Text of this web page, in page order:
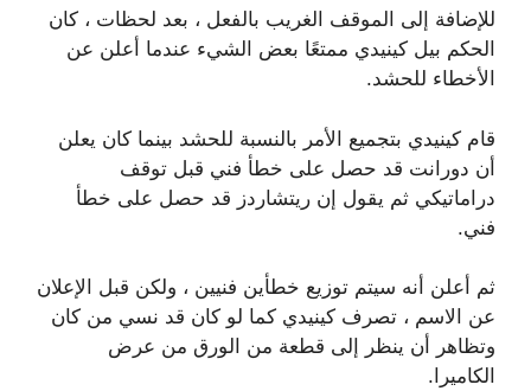
للإضافة إلى الموقف الغريب بالفعل ، بعد لحظات ، كان
الحكم بيل كينيدي ممتعًا بعض الشيء عندما أعلن عن
الأخطاء للحشد.
قام كينيدي بتجميع الأمر بالنسبة للحشد بينما كان يعلن
أن دورانت قد حصل على خطأ فني قبل توقف
دراماتيكي ثم يقول إن ريتشاردز قد حصل على خطأ
فني.
ثم أعلن أنه سيتم توزيع خطأين فنيين ، ولكن قبل الإعلان
عن الاسم ، تصرف كينيدي كما لو كان قد نسي من كان
وتظاهر أن ينظر إلى قطعة من الورق من عرض
الكاميرا.